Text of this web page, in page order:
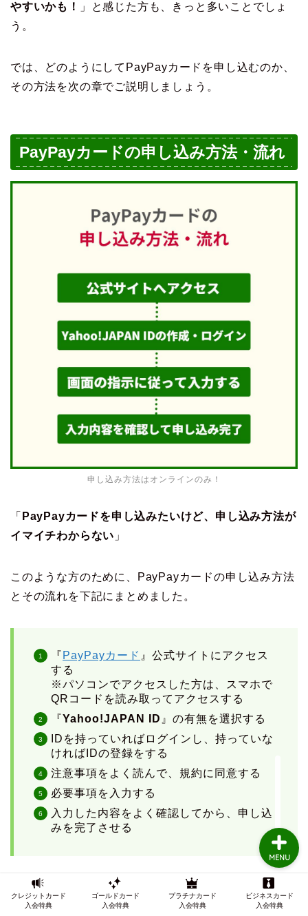
やすいかも！
」と感じた方も、きっと多いことでしょ
う。
では、どのようにしてPayPayカードを申し込むのか、
その方法を次の章でご説明しましょう。
PayPayカードの申し込み方法・流れ
申し込み方法はオンラインのみ！
「 PayPayカードを申し込みたいけど、申し込み方法が
イマイチわからない 」
このような方のために、PayPayカードの申し込み方法
とその流れを下記にまとめました。
『 PayPayカード 』公式サイトにアクセス
する
※パソコンでアクセスした方は、スマホで
QRコードを読み取ってアクセスする
『Yahoo!JAPAN ID 』の有無を選択する
IDを持っていればログインし、持っていな
ければIDの登録をする
注意事項をよく読んで、規約に同意する
必要事項を入力する
入力した内容をよく確認してから、申し込
みを完了させる
では、申し込みの流れをもっとわかりやすくご説明し
ていきましょう。
クレジットカード
入会特典
ゴールドカード
入会特典
プラチナカード
入会特典
ビジネスカード
入会特典
MENU
TOP
クレジットカードの審査
クレジットカード審査知
識
インビテーション